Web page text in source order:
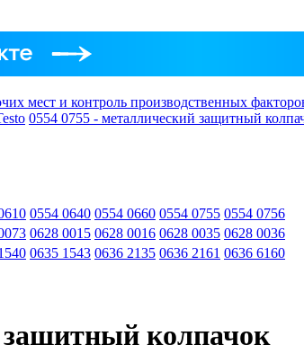
мест и контроль производственных
0554 0755 - металлический защитный
0554 0640 0554 0660 0554 0755 0554 0756
0628 0015 0628 0016 0628 0035 0628 0036
0635 1543 0636 2135 0636 2161 0636 6160
колпачок